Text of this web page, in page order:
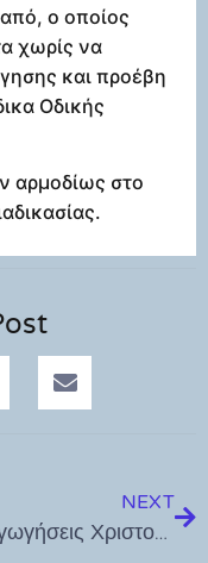
ο οποίος
χωρίς να
και προέβη
Οδικής
αρμοδίως στο
NEXT
Φωταγωγήσεις Χριστουγεννιάτικων Δέντρων και Γιορτινά Παζάρια σε όλα τα χωριά της Κω